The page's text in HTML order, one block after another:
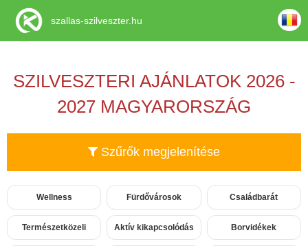
SZILVESZTERI AJÁNLATOK 2026 -
2027 MAGYARORSZÁG
Szűrők megjelenítése
Wellness Fürdővárosok Családbarát
Természetközeli Aktív kikapcsolódás Borvidékek
szallas-szilveszter.hu